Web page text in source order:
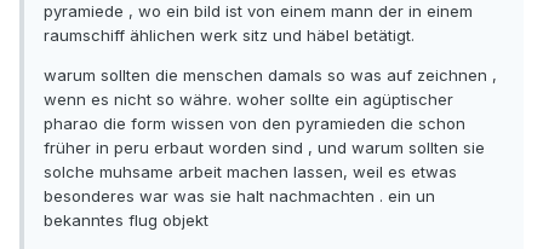
pyramiede , wo ein bild ist von einem mann der in einem
raumschiff ählichen werk sitz und häbel betätigt.
warum sollten die menschen damals so was auf zeichnen ,
wenn es nicht so währe. woher sollte ein agüptischer
pharao die form wissen von den pyramieden die schon
früher in peru erbaut worden sind , und warum sollten sie
solche muhsame arbeit machen lassen, weil es etwas
besonderes war was sie halt nachmachten . ein un
bekanntes flug objekt